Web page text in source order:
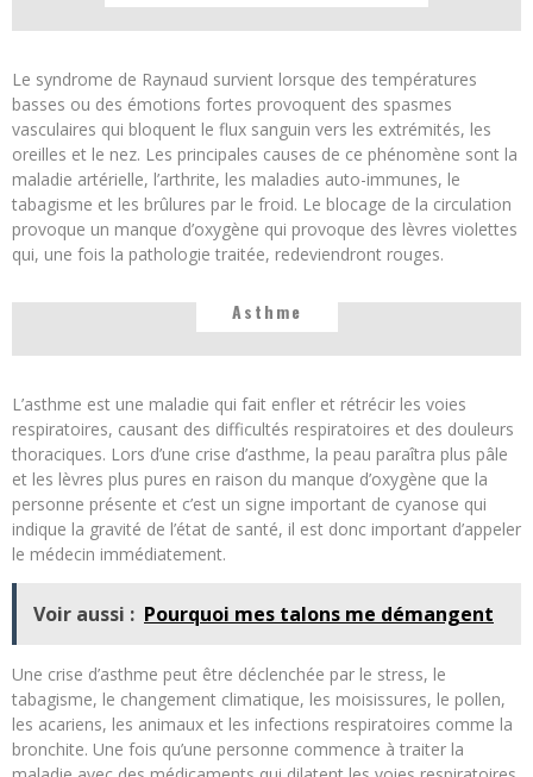
Le syndrome de Raynaud survient lorsque des températures
basses ou des émotions fortes provoquent des spasmes
vasculaires qui bloquent le flux sanguin vers les extrémités, les
oreilles et le nez. Les principales causes de ce phénomène sont la
maladie artérielle, l’arthrite, les maladies auto-immunes, le
tabagisme et les brûlures par le froid. Le blocage de la circulation
provoque un manque d’oxygène qui provoque des lèvres violettes
qui, une fois la pathologie traitée, redeviendront rouges.
Asthme
L’asthme est une maladie qui fait enfler et rétrécir les voies
respiratoires, causant des difficultés respiratoires et des douleurs
thoraciques. Lors d’une crise d’asthme, la peau paraîtra plus pâle
et les lèvres plus pures en raison du manque d’oxygène que la
personne présente et c’est un signe important de cyanose qui
indique la gravité de l’état de santé, il est donc important d’appeler
le médecin immédiatement.
Voir aussi : Pourquoi mes talons me démangent
Une crise d’asthme peut être déclenchée par le stress, le
tabagisme, le changement climatique, les moisissures, le pollen,
les acariens, les animaux et les infections respiratoires comme la
bronchite. Une fois qu’une personne commence à traiter la